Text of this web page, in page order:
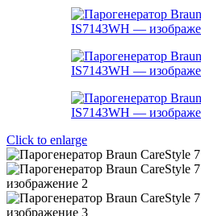
Click to enlarge